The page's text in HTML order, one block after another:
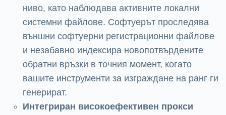
ниво, като наблюдава активните локални
системни файлове. Софтуерът проследява
външни софтуерни регистрационни файлове
и незабавно индексира новопотвърдените
обратни връзки в точния момент, когато
вашите инструменти за изграждане на ранг ги
генерират.
Интегриран високоефективен прокси